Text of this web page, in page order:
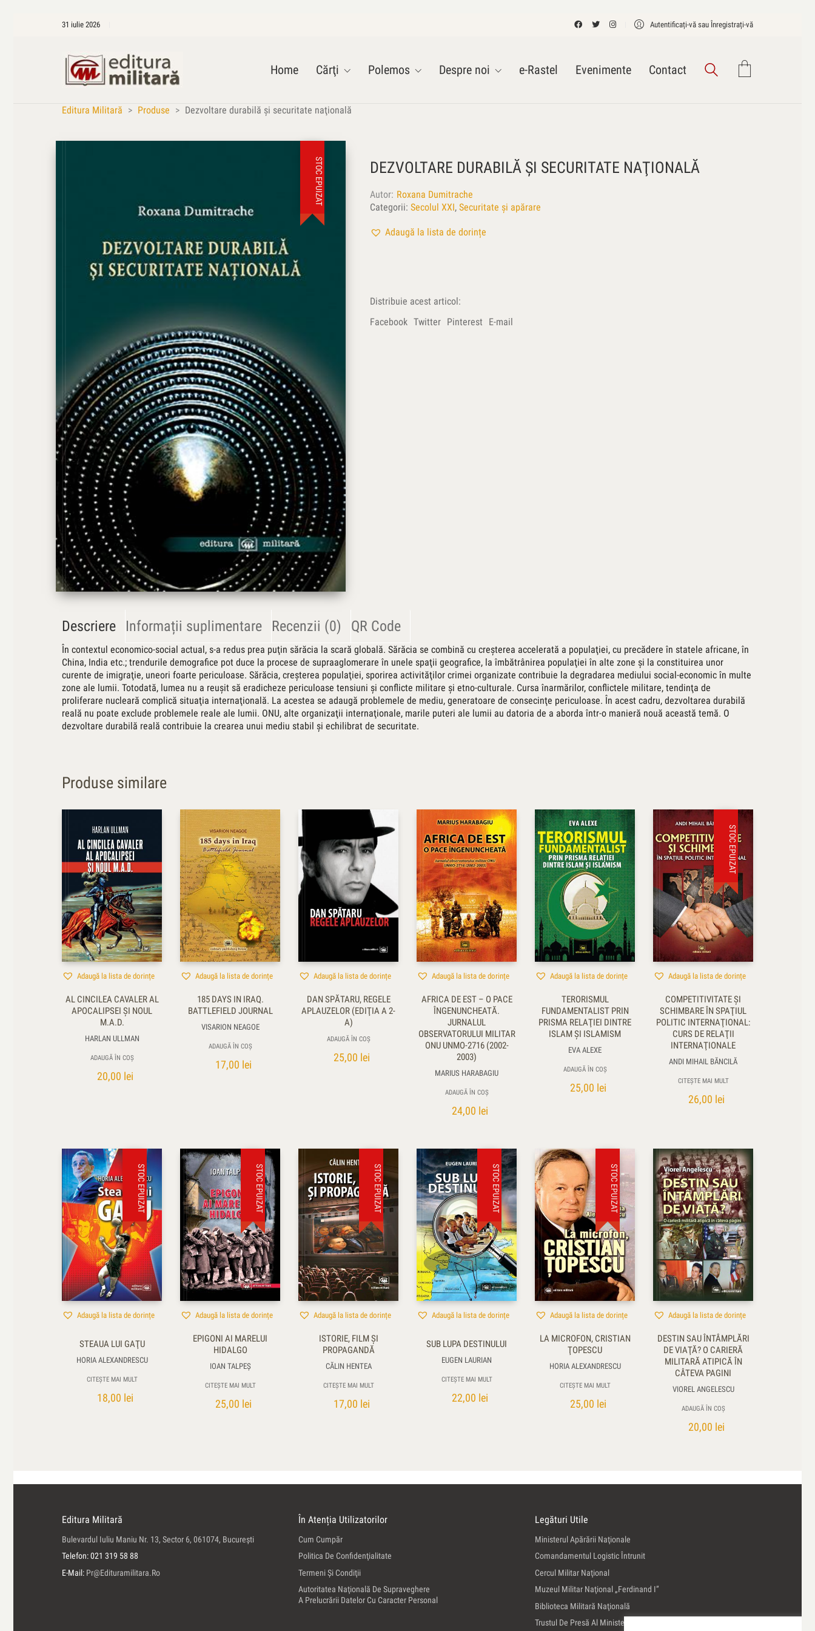
31 iulie 2026 Autentificați-vă sau Înregistrați-vă
Home Cărţi Polemos Despre noi e-Rastel Evenimente Contact
Editura Militară > Produse > Dezvoltare durabilă şi securitate naţională
STOC EPUIZAT DEZVOLTARE DURABILĂ ŞI SECURITATE NAŢIONALĂ
Autor Roxana Dumitrache
Categorii: Secolul XXI, Securitate și apărare
Adaugă la lista de dorințe
Distribuie acest articol:
Facebook Twitter Pinterest E-mail
Descriere Informații suplimentare Recenzii (0) QR Code
În contextul economico-social actual, s-a redus prea puţin sărăcia la scară globală. Sărăcia se combină cu creşterea accelerată a populaţiei, cu precădere în statele africane, în
China, India etc.; trendurile demografice pot duce la procese de supraaglomerare în unele spaţii geografice, la îmbătrânirea populaţiei în alte zone şi la constituirea unor
curente de imigraţie, uneori foarte periculoase. Sărăcia, creşterea populaţiei, sporirea activităţilor crimei organizate contribuie la degradarea mediului social-economic în multe
zone ale lumii. Totodată, lumea nu a reuşit să eradicheze periculoase tensiuni şi conflicte militare şi etno-culturale. Cursa înarmărilor, conflictele militare, tendinţa de
proliferare nucleară complică situaţia internaţională. La acestea se adaugă problemele de mediu, generatoare de consecinţe periculoase. În acest cadru, dezvoltarea durabilă
reală nu poate exclude problemele reale ale lumii. ONU, alte organizaţii internaţionale, marile puteri ale lumii au datoria de a aborda într-o manieră nouă această temă. O
dezvoltare durabilă reală contribuie la crearea unui mediu stabil şi echilibrat de securitate.
Produse similare
Adaugă la lista de dorințe
AL CINCILEA CAVALER AL
APOCALIPSEI ȘI NOUL
M.A.D.
HARLAN ULLMAN
ADAUGĂ ÎN COȘ
20,00 lei
Adaugă la lista de dorințe
185 DAYS IN IRAQ.
BATTLEFIELD JOURNAL
VISARION NEAGOE
ADAUGĂ ÎN COȘ
17,00 lei
Adaugă la lista de dorințe
DAN SPĂTARU, REGELE
APLAUZELOR (EDIŢIA A 2-
A)
ADAUGĂ ÎN COȘ
25,00 lei
Adaugă la lista de dorințe
AFRICA DE EST – O PACE
ÎNGENUNCHEATĂ.
JURNALUL
OBSERVATORULUI MILITAR
ONU UNMO-2716 (2002-
2003)
MARIUS HARABAGIU
ADAUGĂ ÎN COȘ
24,00 lei
Adaugă la lista de dorințe
TERORISMUL
FUNDAMENTALIST PRIN
PRISMA RELAŢIEI DINTRE
ISLAM ŞI ISLAMISM
EVA ALEXE
ADAUGĂ ÎN COȘ
25,00 lei
STOC EPUIZAT
Adaugă la lista de dorințe
COMPETITIVITATE ŞI
SCHIMBARE ÎN SPAŢIUL
POLITIC INTERNAŢIONAL:
CURS DE RELAŢII
INTERNAŢIONALE
ANDI MIHAIL BĂNCILĂ
CITEȘTE MAI MULT
26,00 lei
STOC EPUIZAT
Adaugă la lista de dorințe
STEAUA LUI GAŢU
HORIA ALEXANDRESCU
CITEȘTE MAI MULT
18,00 lei
STOC EPUIZAT
Adaugă la lista de dorințe
EPIGONI AI MARELUI
HIDALGO
IOAN TALPEŞ
CITEȘTE MAI MULT
25,00 lei
STOC EPUIZAT
Adaugă la lista de dorințe
ISTORIE, FILM ȘI
PROPAGANDĂ
CĂLIN HENTEA
CITEȘTE MAI MULT
17,00 lei
STOC EPUIZAT
Adaugă la lista de dorințe
SUB LUPA DESTINULUI
EUGEN LAURIAN
CITEȘTE MAI MULT
22,00 lei
STOC EPUIZAT
Adaugă la lista de dorințe
LA MICROFON, CRISTIAN
ŢOPESCU
HORIA ALEXANDRESCU
CITEȘTE MAI MULT
25,00 lei
Adaugă la lista de dorințe
DESTIN SAU ÎNTÂMPLĂRI
DE VIAŢĂ? O CARIERĂ
MILITARĂ ATIPICĂ ÎN
CÂTEVA PAGINI
VIOREL ANGELESCU
ADAUGĂ ÎN COȘ
20,00 lei
Editura Militară
Bulevardul Iuliu Maniu Nr. 13, Sector 6, 061074, Bucureşti
Telefon: 021 319 58 88
E-Mail: Pr@edituramilitara.ro
În Atenția Utilizatorilor
Cum Cumpăr
Politica De Confidenţialitate
Termeni Şi Condiţii
Autoritatea Naţională De Supraveghere
A Prelucrării Datelor Cu Caracter Personal
Legături Utile
Ministerul Apărării Naţionale
Comandamentul Logistic Întrunit
Cercul Militar Naţional
Muzeul Militar Naţional „Ferdinand I”
Biblioteca Militară Naţională
Trustul De Presă Al Ministerului Apărării Naţionale